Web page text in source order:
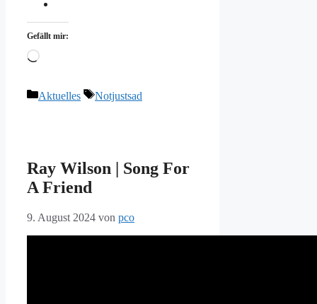
Gefällt mir:
Wird
Kategorien
Aktuelles Schlagwörter
Notjustsad
Ray Wilson | Song For
A Friend
9. August 2024 von pco